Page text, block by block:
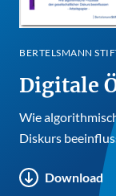
BERTELSMANN
Digitale
Wie
Diskurs
Download